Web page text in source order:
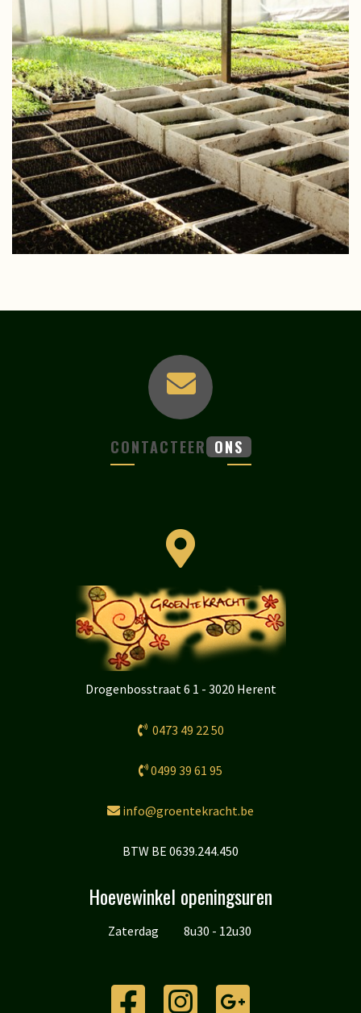
CONTACTEER ONS
Drogenbosstraat 6 1 - 3020 Herent
0473 49 22 50
0499 39 61 95
info@groentekracht.be
BTW BE 0639.244.450
Hoevewinkel openingsuren
Zaterdag 8u30 - 12u30